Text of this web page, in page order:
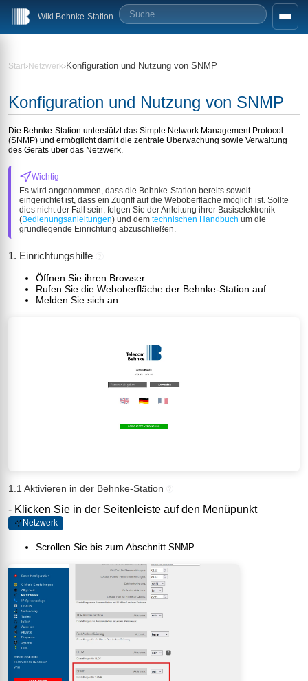
Wiki Behnke-Station
Start›Netzwerk›Konfiguration und Nutzung von SNMP
Konfiguration und Nutzung von SNMP
Die Behnke-Station unterstützt das Simple Network Management Protocol
(SNMP) und ermöglicht damit die zentrale Überwachung sowie Verwaltung
des Geräts über das Netzwerk.
Wichtig
Es wird angenommen, dass die Behnke-Station bereits soweit
eingerichtet ist, dass ein Zugriff auf die Weboberfläche möglich ist. Sollte
dies nicht der Fall sein, folgen Sie der Anleitung ihrer Basiselektronik
(Bedienungsanleitungen) und demtechnischen Handbuch um die
grundlegende Einrichtung abzuschließen.
1. Einrichtungshilfe
Öffnen Sie ihren Browser
Rufen Sie die Weboberfläche der Behnke-Station auf
Melden Sie sich an
1.1 Aktivieren in der Behnke-Station
- Klicken Sie in der Seitenleiste auf den Menüpunkt
Netzwerk
Scrollen Sie bis zum AbschnittSNMP